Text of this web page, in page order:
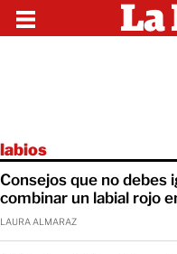
labios
Consejos que no debes
combinar un labial rojo
LAURA ALMARAZ